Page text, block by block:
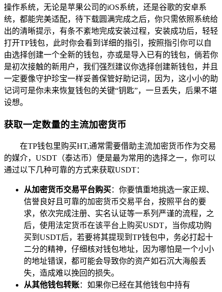
操作系统，无论是苹果公司的iOS系统，还是谷歌的安卓系
统，都能完美适配，待下载圆满完成之后，你只需依照系统给
出的清晰提示，有条不紊地完成安装过程，安装成功后，轻轻
打开TP钱包，此时你会看到详细的指引，按照指引你可以自
由选择创建一个全新的钱包，亦或是导入已有的钱包，倘若你
是初次接触的新用户，我们强烈建议你选择创建新钱包，并且
一定要像守护珍宝一样妥善保管好助记词，因为，这小小的助
记词可是你未来恢复钱包的关键“钥匙”，一旦丢失，后果不堪
设想。
获取一定数量的主流加密货币
在TP钱包里购买HT,通常需要借助主流加密货币作为交易
的媒介，USDT（泰达币）便是最为常用的选择之一，你可以
通过以下几种可靠的方式来获取USDT：
从加密货币交易平台购买：你要慎重地挑选一家正规、
信誉良好且可靠的加密货币交易平台，按照平台的要
求，依次完成注册、实名认证等一系列严谨的流程，之
后，使用法定货币在该平台上购买USDT，当你成功购
买到USDT后，若要将其提现到TP钱包中，务必打起十
二分的精神，仔细核对钱包地址，因为哪怕是一个小小
的地址错误，都可能会导致你的资产如石沉大海般丢
失，造成难以挽回的损失。
从其他钱包转账：如果你已经在其他钱包中持有